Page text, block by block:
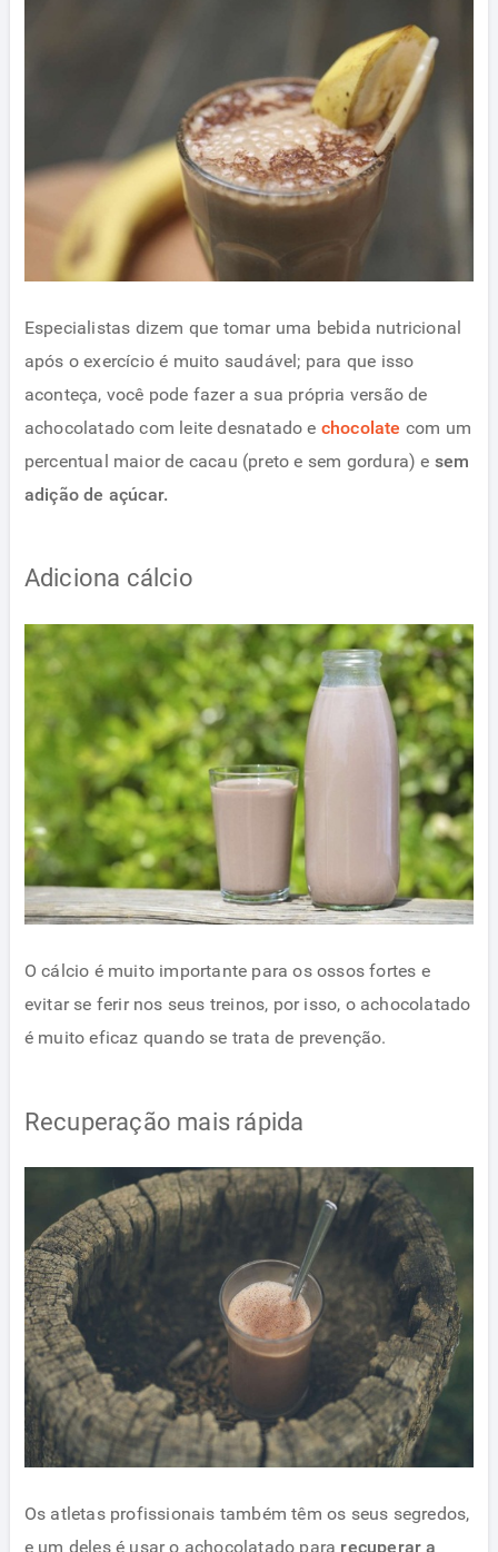
Especialistas dizem que tomar uma bebida nutricional
após o exercício é muito saudável; para que isso
aconteça, você pode fazer a sua própria versão de
achocolatado com leite desnatado e chocolate com um
percentual maior de cacau (preto e sem gordura) e sem
adição de açúcar.
Adiciona cálcio
O cálcio é muito importante para os ossos fortes e
evitar se ferir nos seus treinos, por isso, o achocolatado
é muito eficaz quando se trata de prevenção.
Recuperação mais rápida
Os atletas profissionais também têm os seus segredos,
e um deles é usar o achocolatado para recuperar a